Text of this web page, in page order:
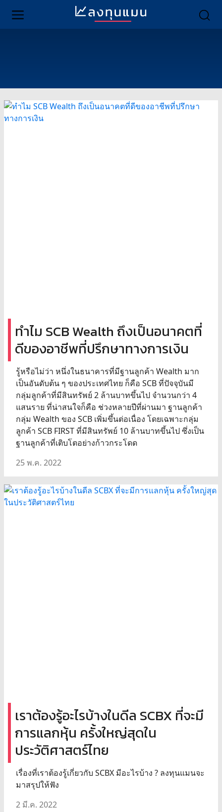
ทำไม SCB Wealth ถึงเป็นอนาคตที่
ดีของอาชีพที่ปรึกษาทางการเงิน
รู้หรือไม่ว่า หนึ่งในธนาคารที่มีฐานลูกค้า Wealth มาก
เป็นอันดับต้น ๆ ของประเทศไทย ก็คือ SCB ที่ปัจจุบันมี
กลุ่มลูกค้าที่มีสินทรัพย์ 2 ล้านบาทขึ้นไป จำนวนกว่า 4
แสนราย ที่น่าสนใจก็คือ ช่วงหลายปีที่ผ่านมา ฐานลูกค้า
กลุ่ม Wealth ของ SCB เพิ่มขึ้นต่อเนื่อง โดยเฉพาะกลุ่ม
ลูกค้า SCB FIRST ที่มีสินทรัพย์ 10 ล้านบาทขึ้นไป ซึ่งเป็น
ฐานลูกค้าที่เติบโตอย่างก้าวกระโดด
25 พ.ค. 2022
เราต้องรู้อะไรบ้างในดีล SCBX ที่จะมี
การแลกหุ้น ครั้งใหญ่สุดใน
ประวัติศาสตร์ไทย
เรื่องที่เราต้องรู้เกี่ยวกับ SCBX มีอะไรบ้าง ? ลงทุนแมนจะ
มาสรุปให้ฟัง
2 มี.ค. 2022